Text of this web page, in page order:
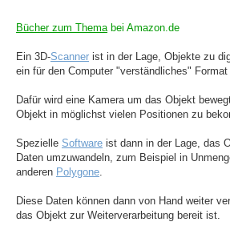
Bücher zum Themabei Amazon.de
Ein 3D-Scanner ist in der Lage, Objekte zu
ein für den Computer "verständliches" Format
Dafür wird eine Kamera um das Objekt
Objekt in möglichst vielen Positionen zu
Spezielle Software ist dann in der Lage, das
Daten umzuwandeln, zum Beispiel in
anderen Polygone.
Diese Daten können dann von Hand weiter
das Objekt zur Weiterverarbeitung bereit ist.